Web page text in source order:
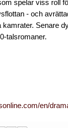
spelar viss roll
- och
kamrater. Senare
talsromaner.
en/